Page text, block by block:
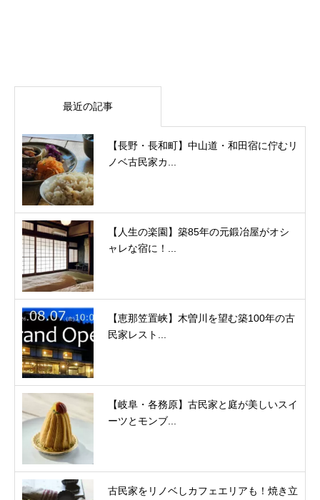
最近の記事
【長野・長和町】中山道・和田宿に佇むリ
ノベ古民家カ...
【人生の楽園】築85年の元鍛冶屋がオシ
ャレな宿に！...
【恵那笠置峡】木曽川を望む築100年の古
民家レスト...
【岐阜・各務原】古民家と庭が美しいスイ
ーツとモンブ...
古民家をリノベしカフェエリアも！焼き立